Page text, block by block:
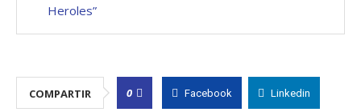
Heroles”
COMPARTIR 0 Facebook Linkedin